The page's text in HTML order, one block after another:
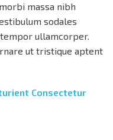
massa nibh
sodales
ullamcorper.
ut tristique aptent
Consectetur